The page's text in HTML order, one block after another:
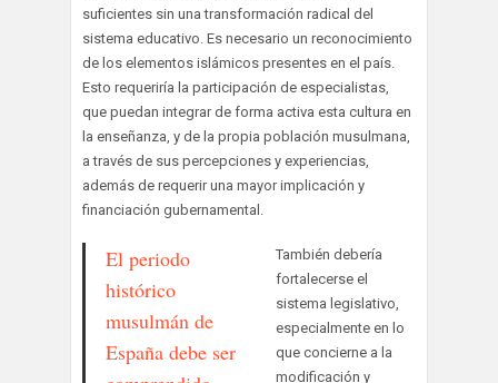
suficientes sin una transformación radical del
sistema educativo. Es necesario un reconocimiento
de los elementos islámicos presentes en el país.
Esto requeriría la participación de especialistas,
que puedan integrar de forma activa esta cultura en
la enseñanza, y de la propia población musulmana,
a través de sus percepciones y experiencias,
además de requerir una mayor implicación y
financiación gubernamental.
El periodo
histórico
musulmán de
España debe ser
También debería
fortalecerse el
sistema legislativo,
especialmente en lo
que concierne a la
modificación y